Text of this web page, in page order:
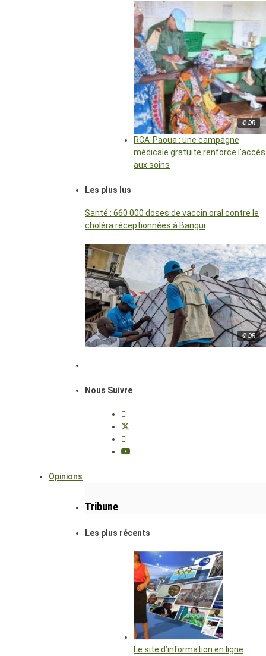
© DR
RCA-Paoua : une campagne
médicale gratuite renforce l’accès
aux soins
Les plus lus
Santé : 660 000 doses de vaccin oral contre le
choléra réceptionnées à Bangui
© DR
Nous Suivre
Opinions
Tribune
Les plus récents
Le site d’information en ligne